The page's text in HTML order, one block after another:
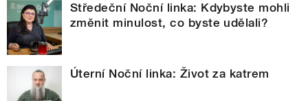
Středeční Noční linka: Kdybyste mohli
změnit minulost, co byste udělali?
Úterní Noční linka: Život za katrem